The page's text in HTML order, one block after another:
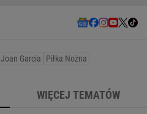
Joan Garcia Piłka Nożna
WIĘCEJ TEMATÓW